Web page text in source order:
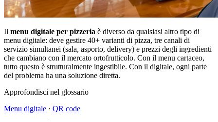
Il menu digitale per pizzeria è diverso da qualsiasi altro tipo di
menu digitale: deve gestire 40+ varianti di pizza, tre canali di
servizio simultanei (sala, asporto, delivery) e prezzi degli ingredienti
che cambiano con il mercato ortofrutticolo. Con il menu cartaceo,
tutto questo è strutturalmente ingestibile. Con il digitale, ogni parte
del problema ha una soluzione diretta.
Approfondisci nel glossario
Menu digitale · QR code